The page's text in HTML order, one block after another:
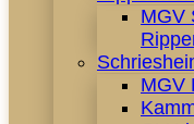
MGV
MGV